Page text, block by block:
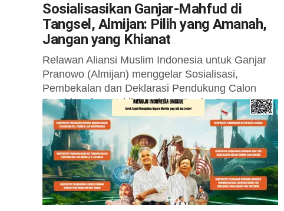
Sosialisasikan Ganjar-Mahfud di
Tangsel, Almijan: Pilih yang Amanah,
Jangan yang Khianat
Relawan Aliansi Muslim Indonesia untuk Ganjar
Pranowo (Almijan) menggelar Sosialisasi,
Pembekalan dan Deklarasi Pendukung Calon
Presiden dan Wakil Presiden Ganjar Pranowo-
Mahfud MD di Majelis Pengajian Sholawat...